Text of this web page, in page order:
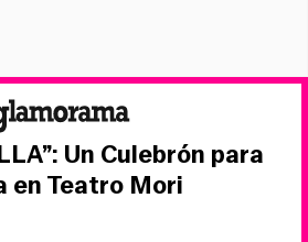
Un Culebrón para
en Teatro Mori